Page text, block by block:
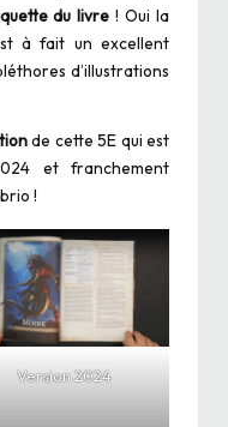
du livre ! Oui la
à fait un excellent
d’illustrations
de cette 5E qui est
et franchement
!
Version 2024